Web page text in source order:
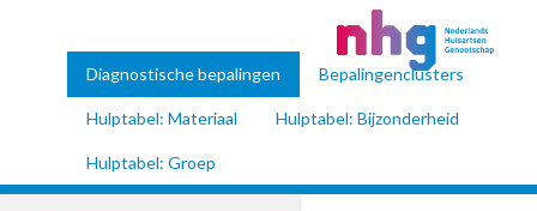
Diagnostische bepalingen Bepalingenclusters
Hulptabel: Materiaal Hulptabel: Bijzonderheid
Hulptabel: Groep